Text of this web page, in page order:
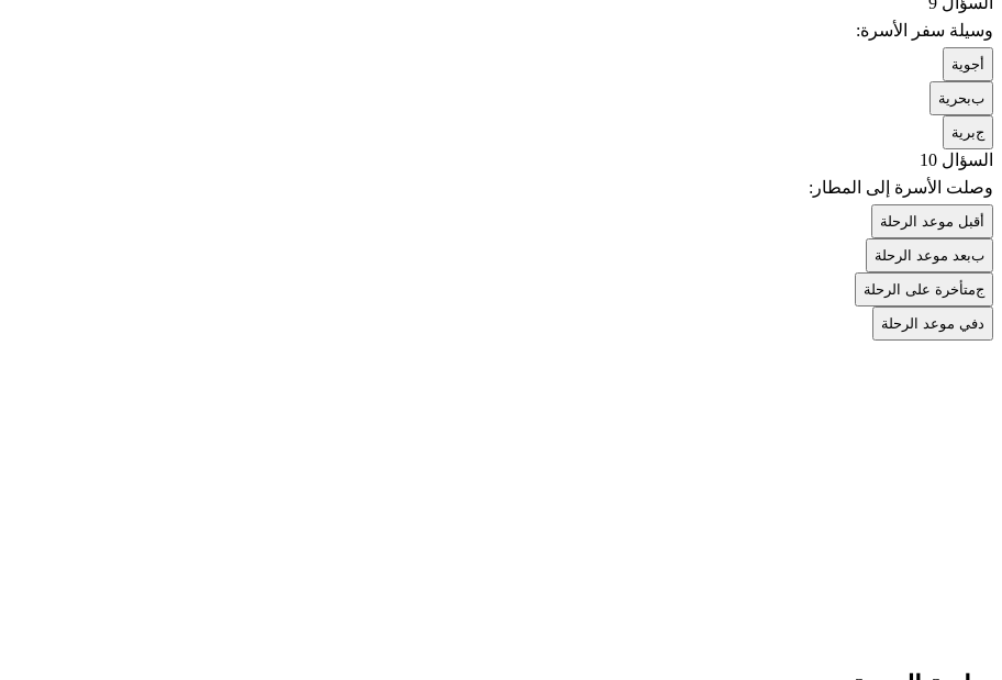
وسيلة سفر الأسرة:
أجوية
ببحرية
جبرية
السؤال 10
وصلت الأسرة إلى المطار:
أقبل موعد الرحلة
ببعد موعد الرحلة
جمتأخرة على الرحلة
دفي موعد الرحلة